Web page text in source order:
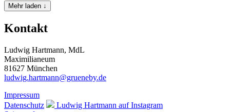
Mehr laden ↓
Kontakt
Ludwig Hartmann, MdL
Maximilianeum
81627 München
ludwig.hartmann@grueneby.de
Impressum
Datenschutz
Ludwig Hartmann auf Instagram